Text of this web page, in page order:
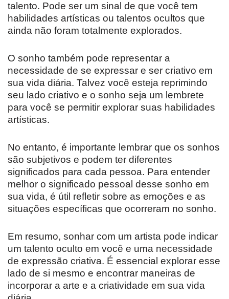
talento. Pode ser um sinal de que você tem
habilidades artísticas ou talentos ocultos que
ainda não foram totalmente explorados.
O sonho também pode representar a
necessidade de se expressar e ser criativo em
sua vida diária. Talvez você esteja reprimindo
seu lado criativo e o sonho seja um lembrete
para você se permitir explorar suas habilidades
artísticas.
No entanto, é importante lembrar que os sonhos
são subjetivos e podem ter diferentes
significados para cada pessoa. Para entender
melhor o significado pessoal desse sonho em
sua vida, é útil refletir sobre as emoções e as
situações específicas que ocorreram no sonho.
Em resumo, sonhar com um artista pode indicar
um talento oculto em você e uma necessidade
de expressão criativa. É essencial explorar esse
lado de si mesmo e encontrar maneiras de
incorporar a arte e a criatividade em sua vida